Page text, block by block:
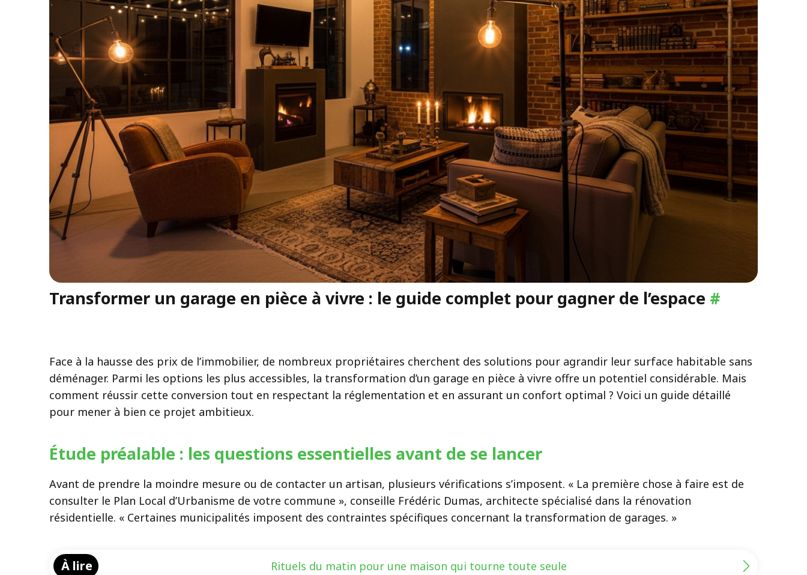
Transformer un garage en pièce à vivre : le guide complet pour gagner de l’espace #
Face à la hausse des prix de l’immobilier, de nombreux propriétaires cherchent des solutions pour agrandir leur surface habitable sans
déménager. Parmi les options les plus accessibles, la transformation d’un garage en pièce à vivre offre un potentiel considérable. Mais
comment réussir cette conversion tout en respectant la réglementation et en assurant un confort optimal ? Voici un guide détaillé
pour mener à bien ce projet ambitieux.
Étude préalable : les questions essentielles avant de se lancer
Avant de prendre la moindre mesure ou de contacter un artisan, plusieurs vérifications s’imposent. « La première chose à faire est de
consulter le Plan Local d’Urbanisme de votre commune », conseille Frédéric Dumas, architecte spécialisé dans la rénovation
résidentielle. « Certaines municipalités imposent des contraintes spécifiques concernant la transformation de garages. »
À lire Rituels du matin pour une maison qui tourne toute seule